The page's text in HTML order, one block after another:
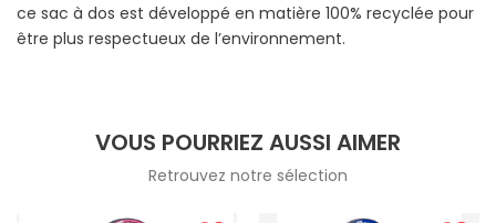
ce sac à dos est développé en matière 100% recyclée pour
être plus respectueux de l’environnement.
VOUS POURRIEZ AUSSI AIMER
Retrouvez notre sélection